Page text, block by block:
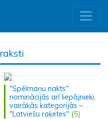
raksti
"Spēlmaņu nakts"
nominācijās arī liepājnieki,
vairākās kategorijās –
"Latviešu raķetes" (5)